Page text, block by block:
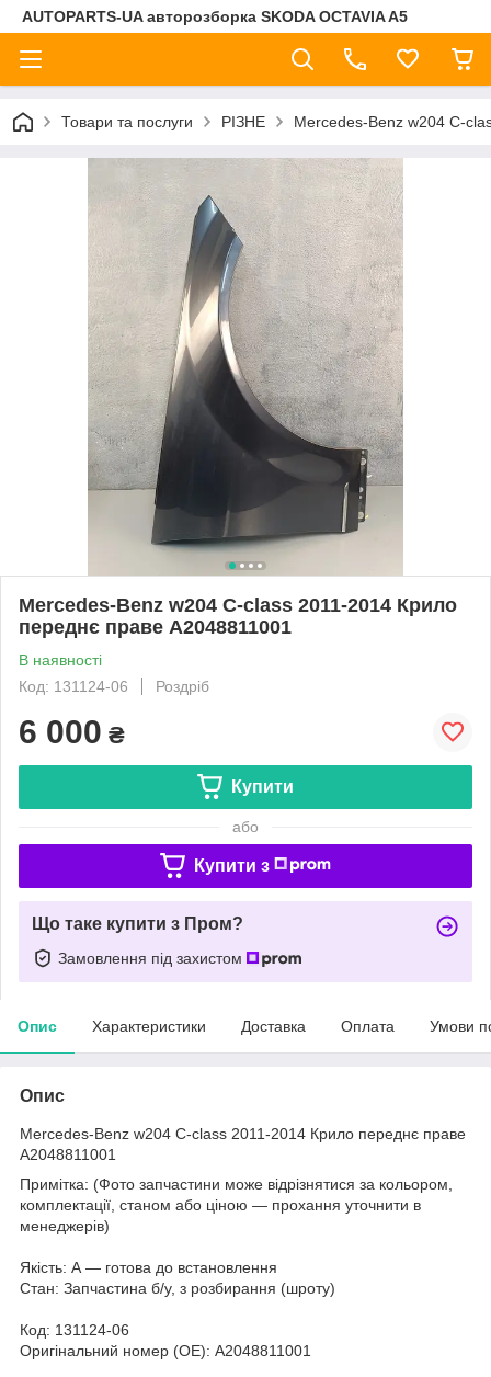
AUTOPARTS-UA авторозборка SKODA OCTAVIA A5
Товари та послуги РІЗНЕ Mercedes-Benz w204 C-
Mercedes-Benz w204 C-class 2011-2014 Крило
переднє праве A2048811001
В наявності
Код: 131124-06
Роздріб
6 000 ₴
Купити
або
Купити з
Що таке купити з Пром?
Замовлення під захистом
Опис Характеристики Доставка Оплата Умови
Опис
Mercedes-Benz w204 C-class 2011-2014 Крило переднє праве
A2048811001
Примітка: (Фото запчастини може відрізнятися за кольором,
комплектації, станом або ціною — прохання уточнити в
менеджерів)
Якість: А — готова до встановлення
Стан: Запчастина б/у, з розбирання (шроту)
Код: 131124-06
Оригінальний номер (ОЕ): A2048811001